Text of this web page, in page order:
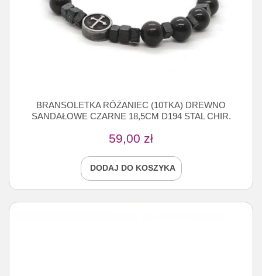
BRANSOLETKA RÓŻANIEC (10TKA) DREWNO
SANDAŁOWE CZARNE 18,5CM D194 STAL CHIR.
59,00 zł
DODAJ DO KOSZYKA